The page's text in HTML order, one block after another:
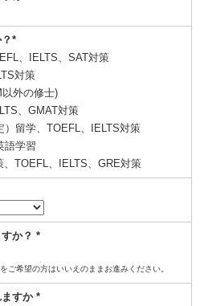
*
、IELTS、SAT対策
対策
外の修士)
、GMAT対策
）留学、TOEFL、IELTS対策
語学習
TOEFL、IELTS、GRE対策
か？ *
希望の方はいいえのままお進みください。
すか *